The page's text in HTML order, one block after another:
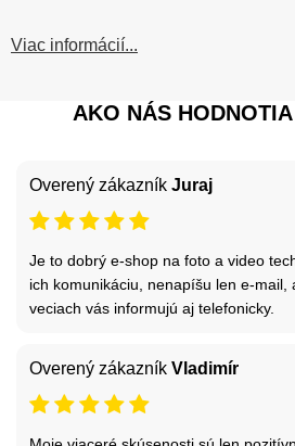
Viac informácií...
AKO NÁS
Overený zákazník Juraj
Je to dobrý e-shop na foto a video
ich komunikáciu, nenapíšu len e-mail,
veciach vás informujú aj telefonicky.
Overený zákazník Vladimír